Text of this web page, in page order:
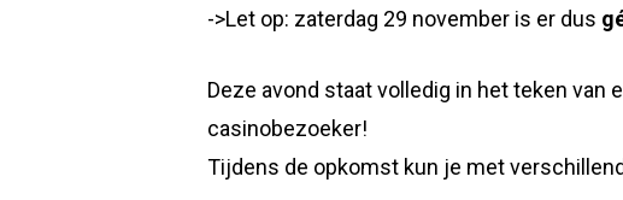
->Let op: zaterdag 29 november is er dus
Deze avond staat volledig in het teken van
casinobezoeker!
Tijdens de opkomst kun je met